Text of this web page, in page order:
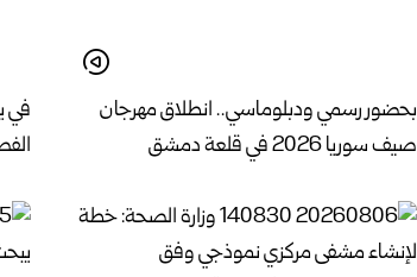
بحضور رسمي ودبلوماسي.. انطلاق مهرجان
صيف سوريا 2026 في قلعة دمشق
في